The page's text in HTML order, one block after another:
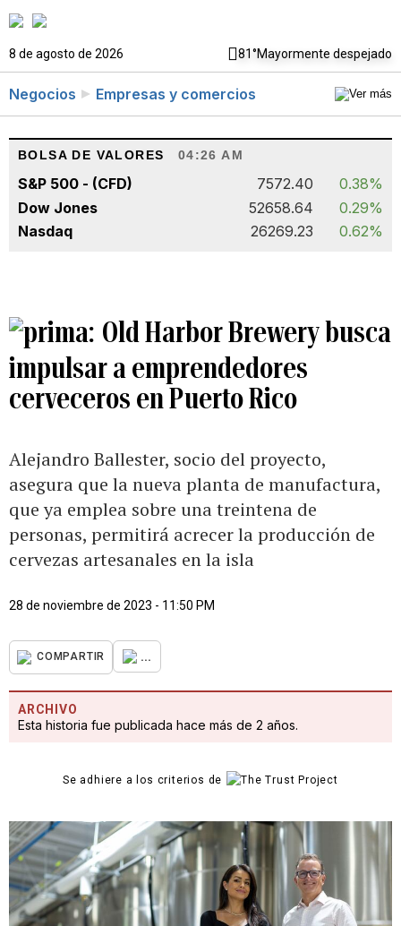
8 de agosto de 2026 81°Mayormente despejado
Negocios Empresas y comercios
BOLSA DE VALORES 04:26 AM
S&P 500 - (CFD) 7572.40
0.38%
Dow Jones
52658.64
0.29%
Nasdaq
26269.23 0.62%
Old Harbor Brewery busca
impulsar a emprendedores
cerveceros en Puerto Rico
Alejandro Ballester, socio del proyecto,
asegura que la nueva planta de manufactura,
que ya emplea sobre una treintena de
personas, permitirá acrecer la producción de
cervezas artesanales en la isla
28 de noviembre de 2023 - 11:50 PM
COMPARTIR ...
ARCHIVO
Esta historia fue publicada hace más de 2 años.
Se adhiere a los criterios de